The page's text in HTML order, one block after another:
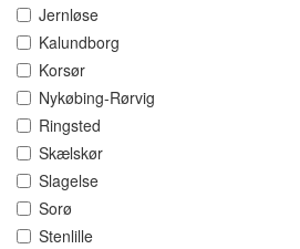
Jernløse
Kalundborg
Korsør
Nykøbing-Rørvig
Ringsted
Skælskør
Slagelse
Sorø
Stenlille